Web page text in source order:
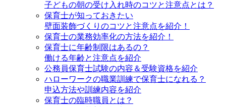
子どもの朝の受け入れ時のコツと注意点とは？
保育士が知っておきたい
壁面装飾づくりのコツと注意点を紹介！
保育士の業務効率化の方法を紹介！
保育士に年齢制限はあるの？
働ける年齢と注意点を紹介
公務員保育士試験の内容＆受験資格を紹介
ハローワークの職業訓練で保育士になれる？
申込方法や訓練内容を紹介
保育士の臨時職員とは？